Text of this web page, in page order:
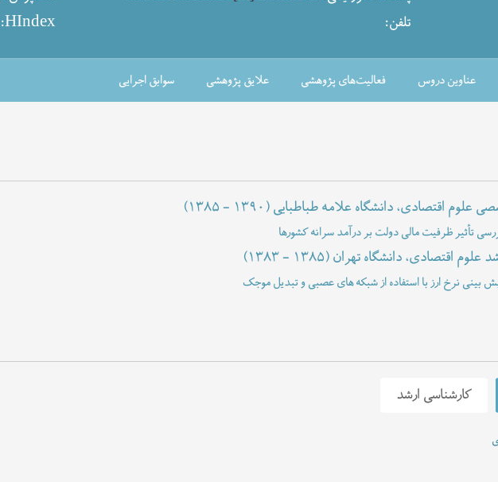
تلفن:
HIndex:
عناوین دروس فعالیت‌های پژوهشی علایق پژوهشی سوابق اجرایی
علوم اقتصادی، دانشگاه علامه طباطبایی(۱۳۸۵ - ۱۳۹۰)
تأثیر ظرفیت مالی دولت بر درآمد سرانه کشورها
علوم اقتصادی، دانشگاه تهران(۱۳۸۳ - ۱۳۸۵)
بینی نرخ ارز با استفاده از شبکه های عصبی و تبدیل موجک
کارشناسی ارشد